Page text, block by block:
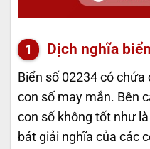
Dịch nghĩa
Biển số 02234 có
con số may mắn. Bên
con số không tốt như
bát giải nghĩa của các